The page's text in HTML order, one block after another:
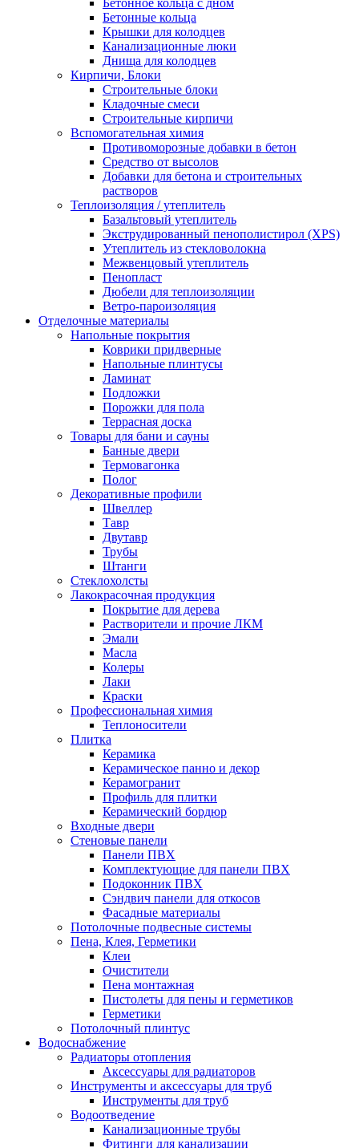
Бетонное кольца с дном
Бетонные кольца
Крышки для колодцев
Канализационные люки
Днища для колодцев
Кирпичи, Блоки
Строительные блоки
Кладочные смеси
Строительные кирпичи
Вспомогательная химия
Противоморозные добавки в бетон
Средство от высолов
Добавки для бетона и строительных
растворов
Теплоизоляция / утеплитель
Базальтовый утеплитель
Экструдированный пенополистирол (XPS)
Утеплитель из стекловолокна
Межвенцовый утеплитель
Пенопласт
Дюбели для теплоизоляции
Ветро-пароизоляция
Отделочные материалы
Напольные покрытия
Коврики придверные
Напольные плинтусы
Ламинат
Подложки
Порожки для пола
Террасная доска
Товары для бани и сауны
Банные двери
Термовагонка
Полог
Декоративные профили
Швеллер
Тавр
Двутавр
Трубы
Штанги
Стеклохолсты
Лакокрасочная продукция
Покрытие для дерева
Растворители и прочие ЛКМ
Эмали
Масла
Колеры
Лаки
Краски
Профессиональная химия
Теплоносители
Плитка
Керамика
Керамическое панно и декор
Керамогранит
Профиль для плитки
Керамический бордюр
Входные двери
Стеновые панели
Панели ПВХ
Комплектующие для панели ПВХ
Подоконник ПВХ
Сэндвич панели для откосов
Фасадные материалы
Потолочные подвесные системы
Пена, Клея, Герметики
Клеи
Очистители
Пена монтажная
Пистолеты для пены и герметиков
Герметики
Потолочный плинтус
Водоснабжение
Радиаторы отопления
Аксессуары для радиаторов
Инструменты и аксессуары для труб
Инструменты для труб
Водоотведение
Канализационные трубы
Фитинги для канализации